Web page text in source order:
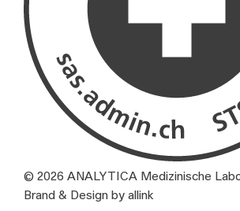
© 2026 ANALYTICA Medizinische
Brand & Design by allink